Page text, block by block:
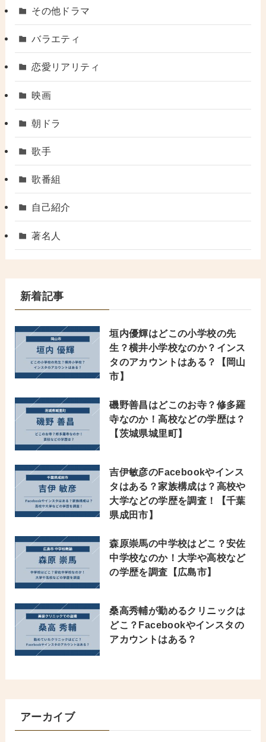
その他ドラマ
バラエティ
恋愛リアリティ
映画
朝ドラ
歌手
歌番組
自己紹介
著名人
新着記事
垣内優輝はどこの小学校の先
生？横井小学校なのか？インス
タのアカウントはある？【岡山
市】
磯野善昌はどこのお寺？修多羅
寺なのか！高校などの学歴は？
【茨城県城里町】
吉伊敏彦のFacebookやインス
タはある？家族構成は？高校や
大学などの学歴を調査！【千葉
県成田市】
森原崇馬の中学校はどこ？安佐
中学校なのか！大学や高校など
の学歴を調査【広島市】
桑高秀輔が勤めるクリニックは
どこ？Facebookやインスタの
アカウントはある？
アーカイブ